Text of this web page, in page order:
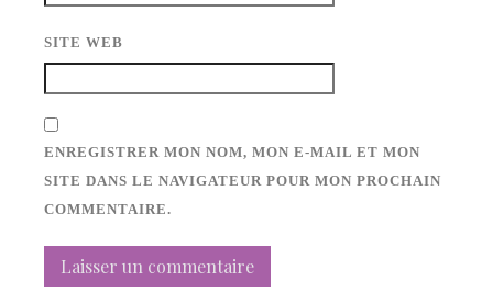
SITE WEB
ENREGISTRER MON NOM, MON E-MAIL ET MON
SITE DANS LE NAVIGATEUR POUR MON PROCHAIN
COMMENTAIRE.